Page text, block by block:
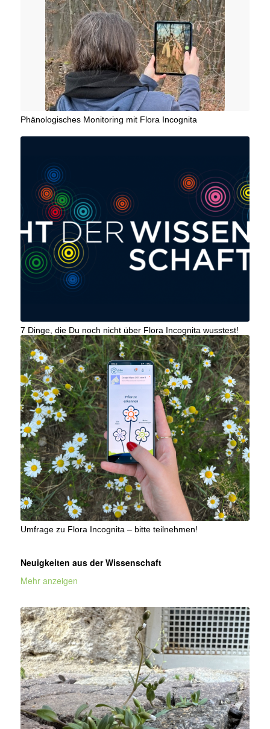
Phänologisches Monitoring mit Flora Incognita
7 Dinge, die Du noch nicht über Flora Incognita wusstest!
Umfrage zu Flora Incognita – bitte teilnehmen!
Neuigkeiten aus der Wissenschaft
Mehr anzeigen